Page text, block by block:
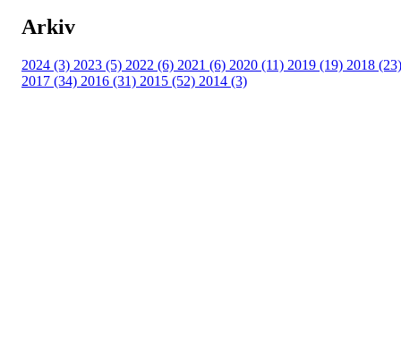
Arkiv
2024 (3) 2023 (5) 2022 (6) 2021 (6) 2020 (11) 2019 (19) 2018 (23)
2017 (34) 2016 (31) 2015 (52) 2014 (3)